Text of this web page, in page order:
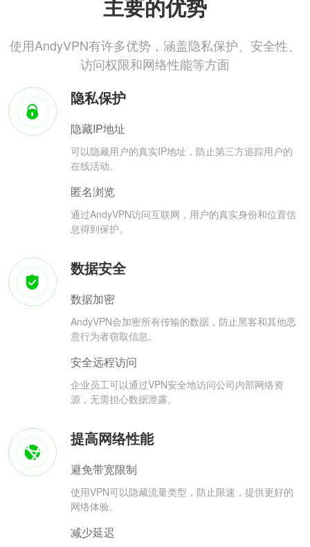
主要的优势
使用AndyVPN有许多优势，涵盖隐私保护、安全性、
访问权限和网络性能等方面
隐私保护
隐藏IP地址
可以隐藏用户的真实IP地址，防止第三方追踪用户的
在线活动。
匿名浏览
通过AndyVPN访问互联网，用户的真实身份和位置信
息得到保护。
数据安全
数据加密
AndyVPN会加密所有传输的数据，防止黑客和其他恶
意行为者窃取信息。
安全远程访问
企业员工可以通过VPN安全地访问公司内部网络资
源，无需担心数据泄露。
提高网络性能
避免带宽限制
使用VPN可以隐藏流量类型，防止限速，提供更好的
网络体验。
减少延迟